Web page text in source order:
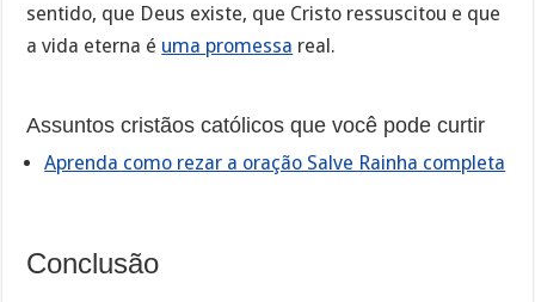
sentido, que Deus existe, que Cristo ressuscitou e que
a vida eterna é uma promessa real.
Assuntos cristãos católicos que você pode curtir
Aprenda como rezar a oração Salve Rainha completa
Conclusão